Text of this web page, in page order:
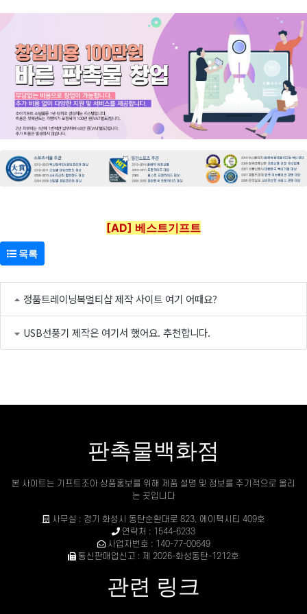
[AD] 베스트기프트
목록
정품트레이닝복멀티샵 제작 사이트 여기 어때요?
USB선풍기 제작은 여기서 했어요. 추천합니다.
판촉물백화점
본 사이트는 기프트조아 상품홍보를 위해 제품 설명 및 정보를 주기적으로 올리
는 곳입니다
사무실 : 경기 화성시 동탄순환대로 823, 에이팩시티 409호
연락처 : 1544-6233
사업자번호 : 140-77-00649
통신판매업신고 : 제 2026-화성동탄-1212호
관련 링크